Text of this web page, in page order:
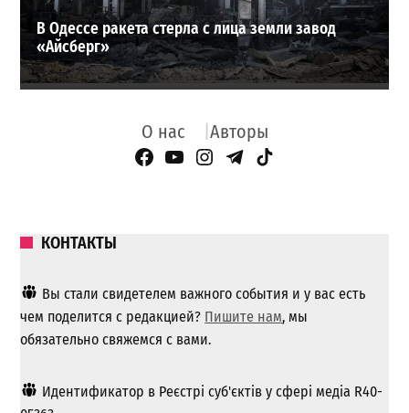
В Одессе ракета стерла с лица земли завод
«Айсберг»
О нас Авторы
Facebook Page
YouTube
Instagram
Telegram
TikTok
КОНТАКТЫ
Вы стали свидетелем важного события и у вас есть
чем поделится с редакцией? Пишите нам, мы
обязательно свяжемся с вами.
Идентификатор в Реєстрі суб'єктів у сфері медіа R40-